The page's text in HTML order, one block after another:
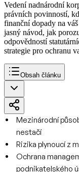
Vedení nadnárodní
právních povinností,
finanční dopady na
jasný návod, jak
odpovědností
strategie pro ochranu
Obsah článku
Mezinárodní
nestačí
Rizika plynoucí z
Ochrana
podnikatelského